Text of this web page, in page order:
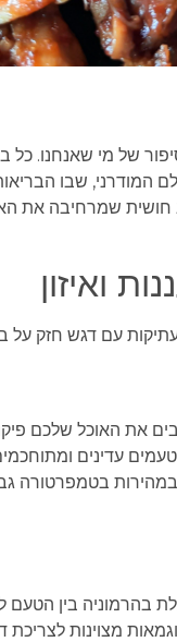
של מי שאנחנו.
שבו הבריאות
רב חושית שמרחיבה
ואיזון
עם דגש חזק על
את האוכל שלכם
עדינים
בטמפרטורה
בהרמוניה בין
מצוינות לצריכת